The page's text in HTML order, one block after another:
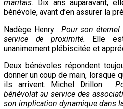
maritais.
Dix ans auparavant,
bénévole, avant d’en assurer la
Nadège Henry :Pour son
service de proximité.
Elle
unanimement plébiscitée et
Deux bénévoles répondent
donner un coup de main, lorsque
ils arrivent. Michel Drillon :
bénévolat au service des
son implication dynamique dans